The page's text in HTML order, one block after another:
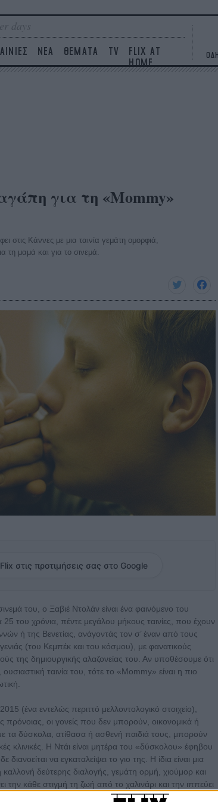
days
ΝΕΑ ΘΕΜΑΤΑ TV
FLIX AT
HOME
για τη «Mommy»
στις Κάννες με μια ταινία γεμάτη ομορφιά,
τη μαμά και για το σινεμά.
στις προτιμήσεις σας στο Google
του, ο Ξαβιέ Ντολάν είναι ένα φαινόμενο του
25 του χρόνια, πέντε μεγάλου μήκους ταινίες, που έχουν
ή της Βενετίας, ανάγοντάς τον σ’ έναν από τους
(του Κεμπέκ και του κόσμου), με φανατικούς
της δημιουργικής αλαζονείας του. Αν υποθέσουμε ότι
ταινία του, τότε το «Mommy» είναι η πιο
(ένα εντελώς περιττό μελλοντολογικό στοιχείο),
πρόνοιας, οι γονείς που δεν μπορούν, οικονομικά ή
τα δύσκολα, ατίθασα ή ασθενή παιδιά τους, μπορούν
κλινικές. Η Ντάι είναι μητέρα του «δύσκολου» έφηβου
διανοείται να εγκαταλείψει το γιο της. Η ίδια είναι μια
δεύτερης διαλογής, γεμάτη ορμή, χιούμορ και
την κάθε στιγμή τη ζωή από το χαλινάρι και την ιππεύει
φορά το χαμόγελό της, τις ψηλοτάκουνες